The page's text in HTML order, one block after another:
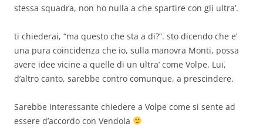
stessa squadra, non ho nulla a che spartire con gli ultra’.
ti chiederai, “ma questo che sta a di?”. sto dicendo che e’
una pura coincidenza che io, sulla manovra Monti, possa
avere idee vicine a quelle di un ultra’ come Volpe. Lui,
d’altro canto, sarebbe contro comunque, a prescindere.
Sarebbe interessante chiedere a Volpe come si sente ad
essere d’accordo con Vendola